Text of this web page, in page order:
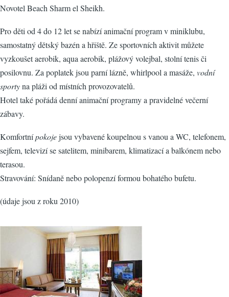
Novotel Beach Sharm el Sheikh.
Pro děti od 4 do 12 let se nabízí animační program v miniklubu,
samostatný dětský bazén a hřiště. Ze sportovních aktivit můžete
vyzkoušet aerobik, aqua aerobik, plážový volejbal, stolní tenis či
posilovnu. Za poplatek jsou parní lázně, whirlpool a masáže, vodní
sportyna pláži od místních provozovatelů.
Hotel také pořádá denní animační programy a pravidelné večerní
zábavy.
Komfortnípokojejsou vybavené koupelnou s vanou a WC, telefonem,
sejfem, televizí se satelitem, minibarem, klimatizací a balkónem nebo
terasou.
Stravování: Snídaně nebo polopenzí formou bohatého bufetu.
(údaje jsou z roku 2010)